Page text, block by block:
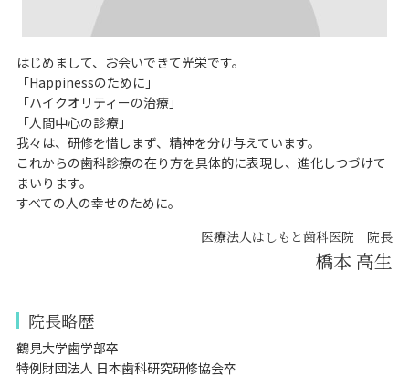
はじめまして、お会いできて光栄です。
「Happinessのために」
「ハイクオリティーの治療」
「人間中心の診療」
我々は、研修を惜しまず、精神を分け与えています。
これからの歯科診療の在り方を具体的に表現し、進化しつづけて
まいります。
すべての人の幸せのために。
医療法人はしもと歯科医院 院長
橋本 高生
院長略歴
鶴見大学歯学部卒
特例財団法人 日本歯科研究研修協会卒